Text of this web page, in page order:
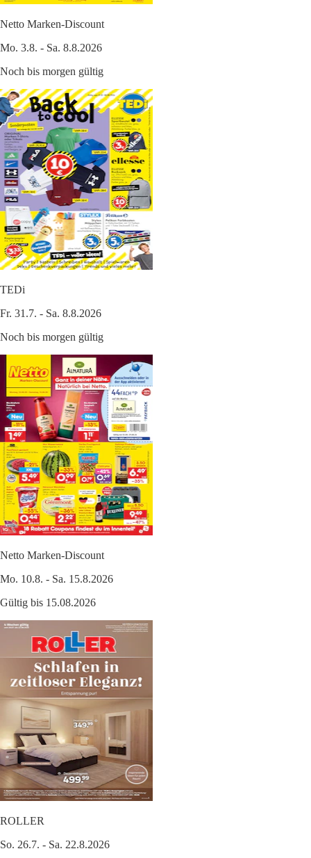
Netto Marken-Discount
Mo. 3.8. - Sa. 8.8.2026
Noch bis morgen gültig
TEDi
Fr. 31.7. - Sa. 8.8.2026
Noch bis morgen gültig
Netto Marken-Discount
Mo. 10.8. - Sa. 15.8.2026
Gültig bis 15.08.2026
ROLLER
So. 26.7. - Sa. 22.8.2026